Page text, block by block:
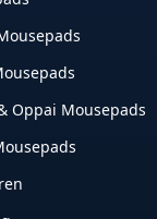
Oppai Mousepads